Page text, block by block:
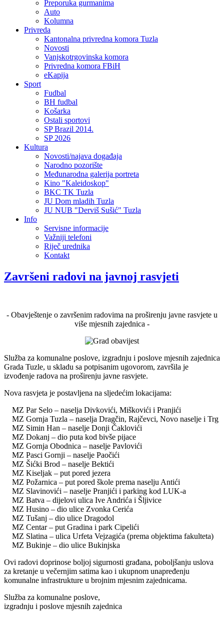
Preporuka gurmanima
Auto
Kolumna
Privreda
Kantonalna privredna komora Tuzla
Novosti
Vanjskotrgovinska komora
Privredna komora FBiH
eKapija
Sport
Fudbal
BH fudbal
Košarka
Ostali sportovi
SP Brazil 2014.
SP 2026
Kultura
Novosti/najava događaja
Narodno pozorište
Međunarodna galerija portreta
Kino "Kaleidoskop"
BKC TK Tuzla
JU Dom mladih Tuzla
JU NUB "Derviš Sušić" Tuzla
Info
Servisne informacije
Važniji telefoni
Riječ urednika
Kontakt
Završeni radovi na javnoj rasvjeti
- Obavještenje o završenim radovima na proširenju javne rasvjete u
više mjesnih zajednica -
Služba za komunalne poslove, izgradnju i poslove mjesnih zajednica
Grada Tuzle, u skladu sa potpisanim ugovorom, završila je
izvođenje radova na proširenju javne rasvjete.
Nova rasvjeta je postavljena na sljedećim lokacijama:
MZ Par Selo – naselja Divkovići, Miškovići i Pranjići
MZ Gornja Tuzla – naselja Dragčin, Rajčevci, Novo naselje i Trg
MZ Simin Han – naselje Donji Čaklovići
MZ Dokanj – dio puta kod bivše pijace
MZ Gornja Obodnica – naselje Pavlovići
MZ Pasci Gornji – naselje Paočići
MZ Šićki Brod – naselje Bektići
MZ Kiseljak – put pored jezera
MZ Požarnica – put pored škole prema naselju Antići
MZ Slavinovići – naselje Pranjići i parking kod LUK-a
MZ Batva – dijelovi ulica Ive Andrića i Šljivice
MZ Husino – dio ulice Zvonka Cerića
MZ Tušanj – dio ulice Dragodol
MZ Centar – put Gradina i park Cipelići
MZ Slatina – ulica Urfeta Vejzagića (prema objektima fakulteta)
MZ Bukinje – dio ulice Bukinjska
Ovi radovi doprinose boljoj sigurnosti građana, poboljšanju uslova
za kretanje u večernjim satima kao i ukupnom unapređenju
komunalne infrastrukture u brojnim mjesnim zajednicama.
Služba za komunalne poslove,
izgradnju i poslove mjesnih zajednica